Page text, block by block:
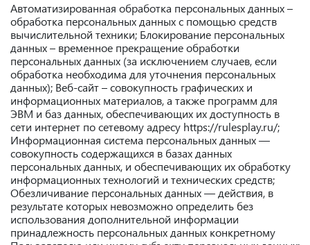
Автоматизированная обработка персональных данных –
обработка персональных данных с помощью средств
вычислительной техники; Блокирование персональных
данных – временное прекращение обработки
персональных данных (за исключением случаев, если
обработка необходима для уточнения персональных
данных); Веб-сайт – совокупность графических и
информационных материалов, а также программ для
ЭВМ и баз данных, обеспечивающих их доступность в
сети интернет по сетевому адресу https://rulesplay.ru/;
Информационная система персональных данных —
совокупность содержащихся в базах данных
персональных данных, и обеспечивающих их обработку
информационных технологий и технических средств;
Обезличивание персональных данных — действия, в
результате которых невозможно определить без
использования дополнительной информации
принадлежность персональных данных конкретному